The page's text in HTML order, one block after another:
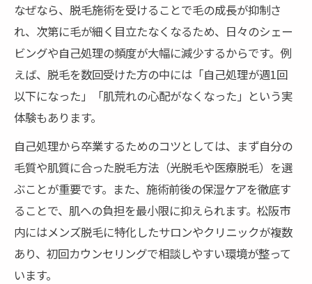
三重県でメンズ脱毛が支持される最新トレ
ンド
松阪市メンズ脱毛のカウンセリングで不安
を解消
自己処理から卒業したい男性におすすめの脱毛
方法
胸毛の自己処理から脱毛で卒業するステッ
プガイド
メンズ脱毛で自己処理の負担を減らす方法
を解説
三重県で選べる脱毛施術のメリットと選び
方
なぜなら、脱毛施術を受けることで毛の成長が抑制さ
れ、次第に毛が細く目立たなくなるため、日々のシェー
ビングや自己処理の頻度が大幅に減少するからです。例
えば、脱毛を数回受けた方の中には「自己処理が週1回
以下になった」「肌荒れの心配がなくなった」という実
体験もあります。
自己処理から卒業するためのコツとしては、まず自分の
毛質や肌質に合った脱毛方法（光脱毛や医療脱毛）を選
ぶことが重要です。また、施術前後の保湿ケアを徹底す
ることで、肌への負担を最小限に抑えられます。松阪市
内にはメンズ脱毛に特化したサロンやクリニックが複数
あり、初回カウンセリングで相談しやすい環境が整って
います。